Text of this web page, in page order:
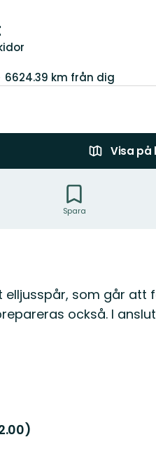
6624.39 km från dig
Visa på
Spara
elljusspår, som går att
också. I